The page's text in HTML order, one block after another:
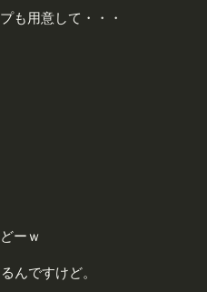
も用意して・・・
ーｗ
んですけど。